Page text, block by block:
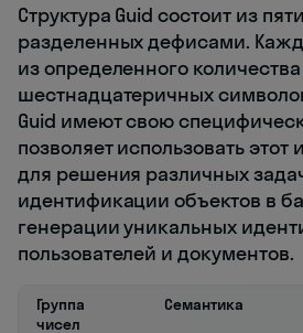
Структура Guid состоит из
разделенных дефисами.
из определенного количества
шестнадцатеричных
Guid имеют свою
позволяет использовать
для решения различных
идентификации объектов в
генерации уникальных
пользователей и документов.
Группа
чисел
Семантика